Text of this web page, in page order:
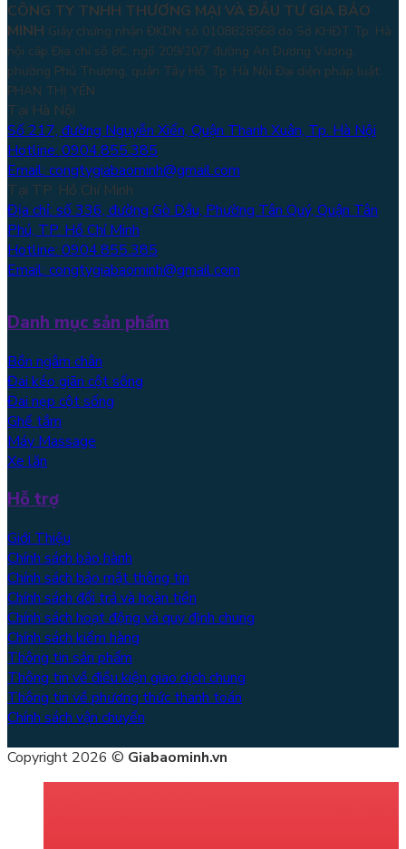
CÔNG TY TNHH THƯƠNG MẠI VÀ ĐẦU TƯ GIA BẢO
MINH Giấy chứng nhận ĐKDN số 0108828568 do Sở KHĐT Tp. Hà
nội cấp Địa chỉ số 8C, ngõ 209/20/7 đường An Dương Vương,
phường Phú Thượng, quận Tây Hồ, Tp. Hà Nội Đại diện pháp luật:
PHAN THỊ YẾN
Tại Hà Nội
Số 217, đường Nguyễn Xiển, Quận Thanh Xuân, Tp. Hà Nội
Hotline: 0904.855.385
Email: congtygiabaominh@gmail.com
Tại TP. Hồ Chí Minh
Địa chỉ: số 336, đường Gò Dầu, Phường Tân Quý, Quận Tân
Phú, TP. Hồ Chí Minh
Hotline: 0904.855.385
Email: congtygiabaominh@gmail.com
Danh mục sản phẩm
Bồn ngâm chân
Đai kéo giãn cột sống
Đai nẹp cột sống
Ghế tắm
Máy Massage
Xe lăn
Hỗ trợ
Giới Thiệu
Chính sách bảo hành
Chính sách bảo mật thông tin
Chính sách đổi trả và hoàn tiền
Chính sách hoạt động và quy định chung
Chính sách kiểm hàng
Thông tin sản phẩm
Thông tin về điều kiện giao dịch chung
Thông tin về phương thức thanh toán
Chính sách vận chuyển
Copyright 2026 © Giabaominh.vn